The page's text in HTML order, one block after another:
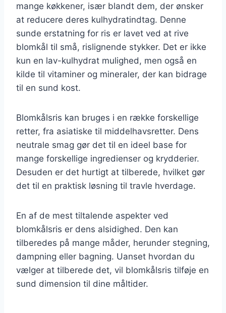
mange køkkener, især blandt dem, der ønsker
at reducere deres kulhydratindtag. Denne
sunde erstatning for ris er lavet ved at rive
blomkål til små, rislignende stykker. Det er ikke
kun en lav-kulhydrat mulighed, men også en
kilde til vitaminer og mineraler, der kan bidrage
til en sund kost.
Blomkålsris kan bruges i en række forskellige
retter, fra asiatiske til middelhavsretter. Dens
neutrale smag gør det til en ideel base for
mange forskellige ingredienser og krydderier.
Desuden er det hurtigt at tilberede, hvilket gør
det til en praktisk løsning til travle hverdage.
En af de mest tiltalende aspekter ved
blomkålsris er dens alsidighed. Den kan
tilberedes på mange måder, herunder stegning,
dampning eller bagning. Uanset hvordan du
vælger at tilberede det, vil blomkålsris tilføje en
sund dimension til dine måltider.